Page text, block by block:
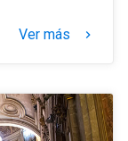
Ver más keyboard_arrow_right